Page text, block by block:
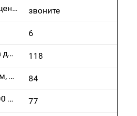
звоните
Специальные цены
6
118
Длина контура до 100 м, руб.
84
От 100 до 500 м, руб.
77
От 500 до 1000 м, руб.